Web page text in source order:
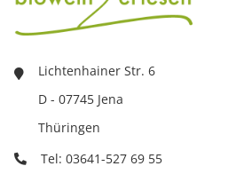
Lichtenhainer Str. 6
D - 07745 Jena
Thüringen
Tel: 03641-527 69 55